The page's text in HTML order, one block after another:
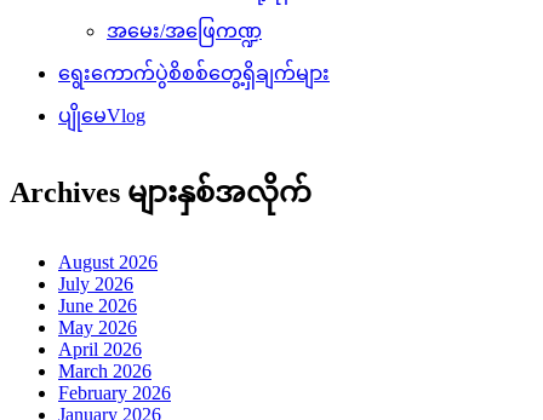
အမေး/အဖြေကဏ္ဍ
ရွေးကောက်ပွဲစိစစ်တွေ့ရှိချက်များ
ပျိုမေVlog
Archives များနှစ်အလိုက်
August 2026
July 2026
June 2026
May 2026
April 2026
March 2026
February 2026
January 2026